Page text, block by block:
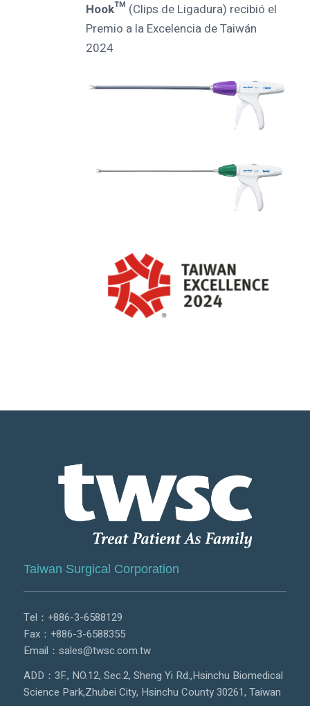
Hook™ (Clips de Ligadura) recibió el
Premio a la Excelencia de Taiwán
2024
Taiwan Surgical Corporation
Tel： +886-3-6588129
Fax：+886-3-6588355
Email： sales@twsc.com.tw
ADD：3F., NO.12, Sec.2, Sheng Yi Rd.,Hsinchu Biomedical
Science Park,Zhubei City, Hsinchu County 30261, Taiwan